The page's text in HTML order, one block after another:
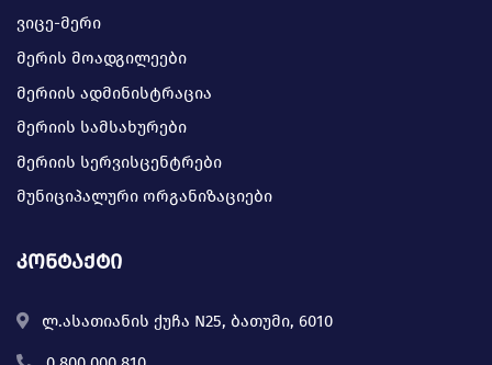
ვიცე-მერი
მერის მოადგილეები
მერიის ადმინისტრაცია
მერიის სამსახურები
მერიის სერვისცენტრები
მუნიციპალური ორგანიზაციები
კონტაქტი
ლ.ასათიანის ქუჩა N25, ბათუმი, 6010